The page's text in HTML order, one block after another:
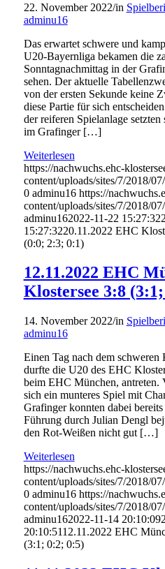
22. November 2022/in
adminu16
Das erwartet schwere und
U20-Bayernliga bekamen die
Sonntagnachmittag in der
sehen. Der aktuelle
von der ersten Sekunde keine
diese Partie für sich
der reiferen Spielanlage
im Grafinger […]
Weiterlesen
https://nachwuchs.ehc-
content/uploads/sites/7/2018/
0 adminu16 https://
content/uploads/sites/7/2018/
adminu162022-11-22 15:27:32
15:27:3220.11.2022 EHC
(0:0; 2:3; 0:1)
12.11.2022 EHC
Klostersee 3:8
14. November 2022/in
adminu16
Einen Tag nach dem
durfte die U20 des EHC
beim EHC München, antreten.
sich ein munteres Spiel mit
Grafinger konnten dabei
Führung durch Julian Dengl
den Rot-Weißen nicht gut […]
Weiterlesen
https://nachwuchs.ehc-
content/uploads/sites/7/2018/
0 adminu16 https://
content/uploads/sites/7/2018/
adminu162022-11-14 20:10:09
20:10:5112.11.2022 EHC
(3:1; 0:2; 0:5)